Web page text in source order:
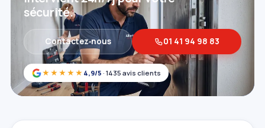
★★★★★ 4,9/5 · 1435 avis clients
sécurité.
Contactez‑nous 01 41 94 98 83